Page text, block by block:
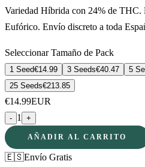
Variedad Híbrida con 24% de THC.
Eufórico. Envío discreto a toda
Seleccionar Tamaño de Pack
1 Seed€14.99 3 Seeds€40.47 5
25 Seeds€213.85
€14.99EUR
- 1 +
AÑADIR AL CARRITO
🇪🇸Envío Gratis